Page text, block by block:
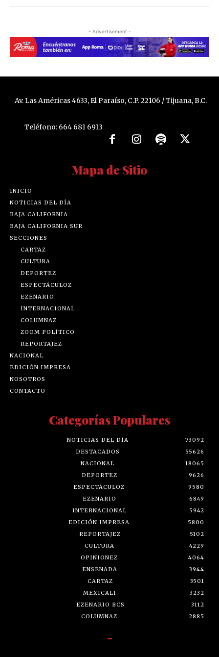
- Advertisement -
Av. Las Américas 4633, El Paraíso, C.P. 22106 / Tijuana, B.C.
Teléfono: 664 681 6913
Mapa de Sitio
INICIO
NOTICIAS DEL DÍA
BAJA CALIFORNIA
BAJA CALIFORNIA SUR
SECCIONES
CARTAZ
CULTURA
DEPORTEZ
ESPECTÁCULOZ
EZENARIO
INTERNACIONAL
COLUMNAZ
ZOOM POLÍTICO
REPORTAJEZ
NACIONAL
EDICIÓN IMPRESA
NOSOTROS
CONTACTO
Categorías Populares
NOTICIAS DEL DÍA
73092
DESTACADOS
55626
NACIONAL
18065
DEPORTEZ
9626
ESPECTÁCULOZ
9580
EZENARIO
6849
INTERNACIONAL
5942
EDICIÓN IMPRESA
5800
REPORTAJEZ
5102
CULTURA
4229
OPINIONEZ
4064
ENSENADA
3944
CARTAZ
3501
MEXICALI
3232
EZENARIO BCS
3112
COLUMNAZ
2885
-